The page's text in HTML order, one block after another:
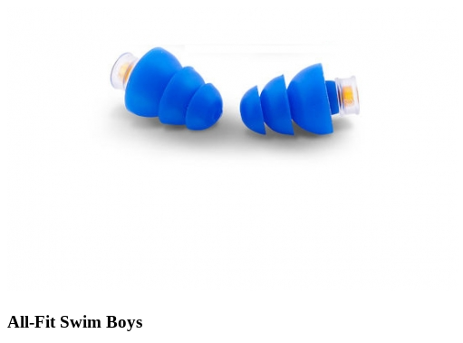
Hoorapparaatbatterijen
Oticon hoorapparatenPhonak Infinio
Signia Silk Filters Domes
Oticon Intent 1 - Oplaadbaar
All-Fit Swim Boys